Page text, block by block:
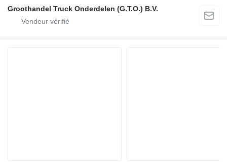
Groothandel Truck Onderdelen (G.T.O.) B.V.